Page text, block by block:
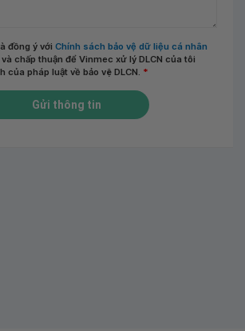
đồng ý với Chính sách bảo vệ dữ liệu cá nhân
và chấp thuận để Vinmec xử lý DLCN của tôi
của pháp luật về bảo vệ DLCN. *
Gửi thông tin